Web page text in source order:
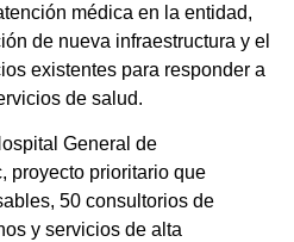
médica en la entidad,
de nueva infraestructura y el
existentes para responder a
de salud.
General de
proyecto prioritario que
50 consultorios de
y servicios de alta